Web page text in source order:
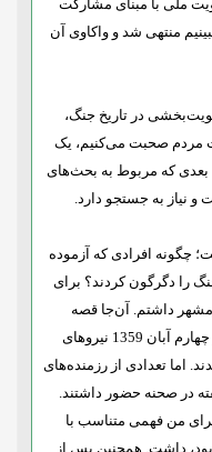
ملی با مبنای مشارکت
منتهی شد و واکاوی آن
در تاریخ جنگ،
مردم صحبت می‌کنیم، یک
بعدی که مربوط به بحث‌های
نیاز به جستجو دارد.
چگونه افرادی که آزموده
را دگرگون کردند؟ برای
داشتم. آن‌جا قصه
کوتاه الهام‌بخشی برای من اتفاق افتاد. در چهارم آبان 1359 نیروهای
اما تعدادی از رزمنده‌های
در صحنه حضور داشتند.
من فهمی متناسب با
داشت. همچنین پس از